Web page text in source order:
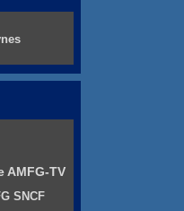
AMFG-TV
SNCF